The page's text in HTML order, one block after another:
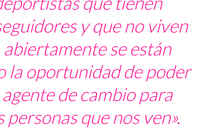
y que no viven
abiertamente se están
la oportunidad de poder
de cambio para
personas que nos ven».